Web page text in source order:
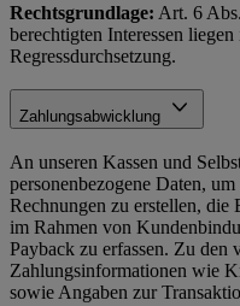
Rechtsgrundlage: Art. 6
berechtigten Interessen
Regressdurchsetzung.
Zahlungsabwicklung
An unseren Kassen und
personenbezogene Daten,
Rechnungen zu erstellen,
im Rahmen von
Payback zu erfassen. Zu den
Zahlungsinformationen wie
sowie Angaben zur